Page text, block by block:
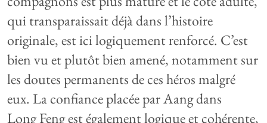
qui transparaissait déjà dans l’histoire
originale, est ici logiquement renforcé. C’est
bien vu et plutôt bien amené, notamment sur
les doutes permanents de ces héros malgré
eux. La confiance placée par Aang dans
Long Feng est également logique et cohérente,